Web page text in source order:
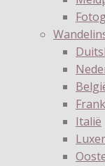
Italië